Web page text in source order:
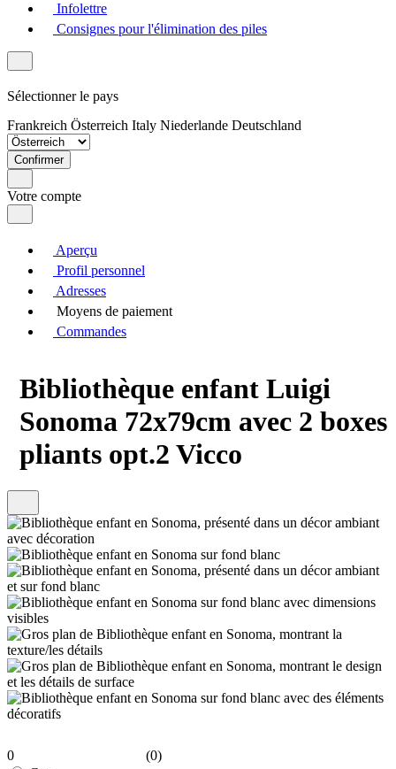
Infolettre
Consignes pour l'élimination des piles
Sélectionner le pays
Frankreich Österreich Italy Niederlande Deutschland
Confirmer
Votre compte
Aperçu
Profil personnel
Adresses
Moyens de paiement
Commandes
Bibliothèque enfant Luigi
Sonoma 72x79cm avec 2 boxes
pliants opt.2 Vicco
0
(0)